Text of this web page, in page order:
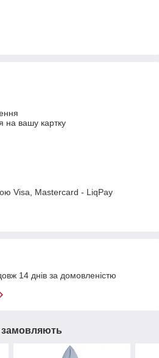
на вашу картку
Visa, Mastercard - LiqPay
14 днів за домовленістю